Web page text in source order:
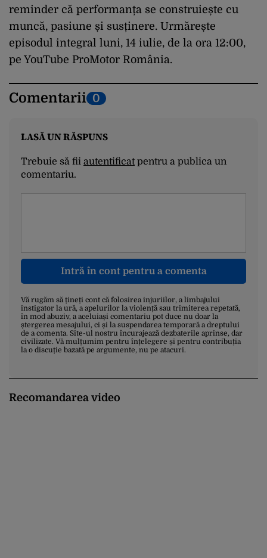
reminder că performanța se construiește cu
muncă, pasiune și susținere. Urmărește
episodul integral luni, 14 iulie, de la ora 12:00,
pe YouTube ProMotor România.
Comentarii 0
LASĂ UN RĂSPUNS
Trebuie să fii autentificatpentru a publica un
comentariu.
Intră în cont pentru a comenta
Vă rugăm să țineți cont că folosirea injuriilor, a limbajului
instigator la ură, a apelurilor la violență sau trimiterea repetată,
în mod abuziv, a aceluiași comentariu pot duce nu doar la
ștergerea mesajului, ci și la suspendarea temporară a dreptului
de a comenta. Site-ul nostru încurajează dezbaterile aprinse, dar
civilizate. Vă mulțumim pentru înțelegere și pentru contribuția
la o discuție bazată pe argumente, nu pe atacuri.
Recomandarea video